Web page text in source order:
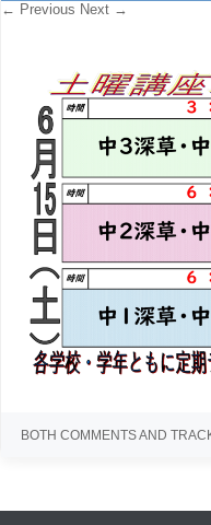
← Previous Next →
BOTH COMMENTS AND